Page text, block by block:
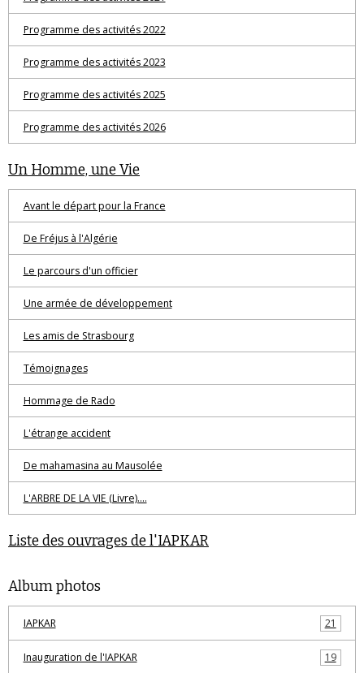
Programme des activités 2022
Programme des activités 2023
Programme des activités 2025
Programme des activités 2026
Un Homme, une Vie
Avant le départ pour la France
De Fréjus à l'Algérie
Le parcours d'un officier
Une armée de développement
Les amis de Strasbourg
Témoignages
Hommage de Rado
L'étrange accident
De mahamasina au Mausolée
L'ARBRE DE LA VIE (Livre)....
Liste des ouvrages de l'IAPKAR
Album photos
IAPKAR 21
Inauguration de l'IAPKAR 19